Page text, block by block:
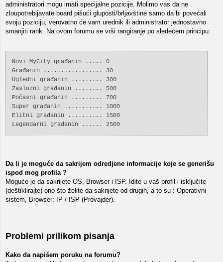
administratori mogu imati specijalne pozicije. Molimo vas da ne
zloupotrebljavate board pišući gluposti/brljavštine samo da bi povećali
svoju poziciju, verovatno će vam urednik ili administrator jednostavno
smanjiti rank. Na ovom forumu se vrši rangiranje po sledećem principu:
Novi MyCity građanin ..... 0
Građanin ................. 30
Ugledni građanin ......... 300
Zasluzni građanin ........ 500
Počasni građanin ......... 700
Super građanin ........... 1000
Elitni građanin .......... 1500
Legendarni građanin ...... 2500
Da li je moguće da sakrijem odredjene informacije koje se generišu
ispod mog profila ?
Moguće je da sakrijete OS, Browser i ISP. Idite u vaš profil i isključite
(deštiklirajte) ono što želite da sakrijete od drugih, a to su : Operativni
sistem, Browser; IP / ISP (Provajder).
Problemi prilikom pisanja
Kako da napišem poruku na forumu?